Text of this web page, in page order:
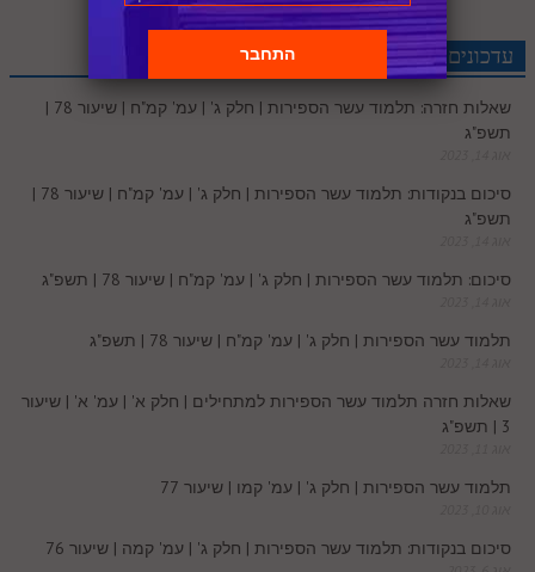
A
p
o
o
r
t
e
I
e
l
o
k
b
l
n
t
e
r
e
עדכונים אחרונים
שאלות חזרה: תלמוד עשר הספירות | חלק ג' | עמ' קמ"ח | שיעור 78 |
תשפ"ג
סיכום בנקודות: תלמוד עשר הספירות | חלק ג' | עמ' קמ"ח | שיעור 78 |
תשפ"ג
סיכום: תלמוד עשר הספירות | חלק ג' | עמ' קמ"ח | שיעור 78 | תשפ"ג
תלמוד עשר הספירות | חלק ג' | עמ' קמ"ח | שיעור 78 | תשפ"ג
שאלות חזרה תלמוד עשר הספירות למתחילים | חלק א' | עמ' א' | שיעור
3 | תשפ"ג
תלמוד עשר הספירות | חלק ג' | עמ' קמו | שיעור 77
סיכום בנקודות: תלמוד עשר הספירות | חלק ג' | עמ' קמה | שיעור 76